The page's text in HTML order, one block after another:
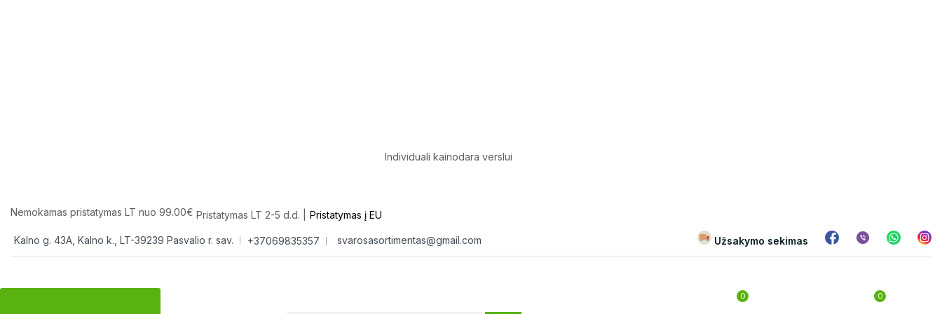
Nemokamas pristatymas LT nuo 99.00€ Pristatymas LT 2-5 d.d. | Pristatymas į EU
Individuali kainodara verslui
Kalno g. 43A, Kalno k., LT-39239 Pasvalio r. sav. +37069835357 svarosasortimentas@gmail.com Užsakymo sekimas
0 0